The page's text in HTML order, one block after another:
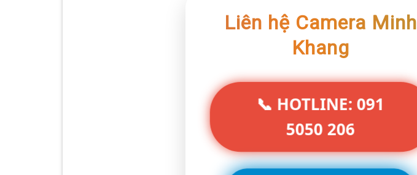
Liên hệ Camera Minh
Khang
📞 HOTLINE: 091
5050 206